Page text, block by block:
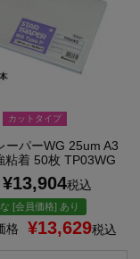
カットタイプ
ーパーWG 25um A3
粘着 50枚 TP03WG
¥13,904税込
[会員価格] あり
格 ¥13,629税込